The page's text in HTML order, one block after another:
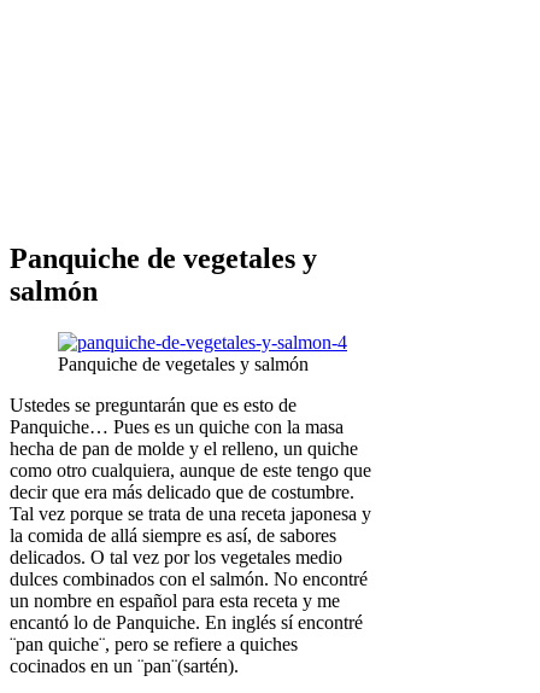
Panquiche de vegetales y
salmón
Panquiche de vegetales y salmón
Ustedes se preguntarán que es esto de
Panquiche… Pues es un quiche con la masa
hecha de pan de molde y el relleno, un quiche
como otro cualquiera, aunque de este tengo que
decir que era más delicado que de costumbre.
Tal vez porque se trata de una receta japonesa y
la comida de allá siempre es así, de sabores
delicados. O tal vez por los vegetales medio
dulces combinados con el salmón. No encontré
un nombre en español para esta receta y me
encantó lo de Panquiche. En inglés sí encontré
¨pan quiche¨, pero se refiere a quiches
cocinados en un ¨pan¨(sartén).